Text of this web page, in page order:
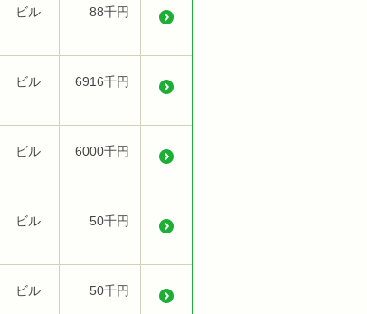
ビル 88千円
ビル 6916千円
ビル 6000千円
ビル 50千円
ビル 50千円